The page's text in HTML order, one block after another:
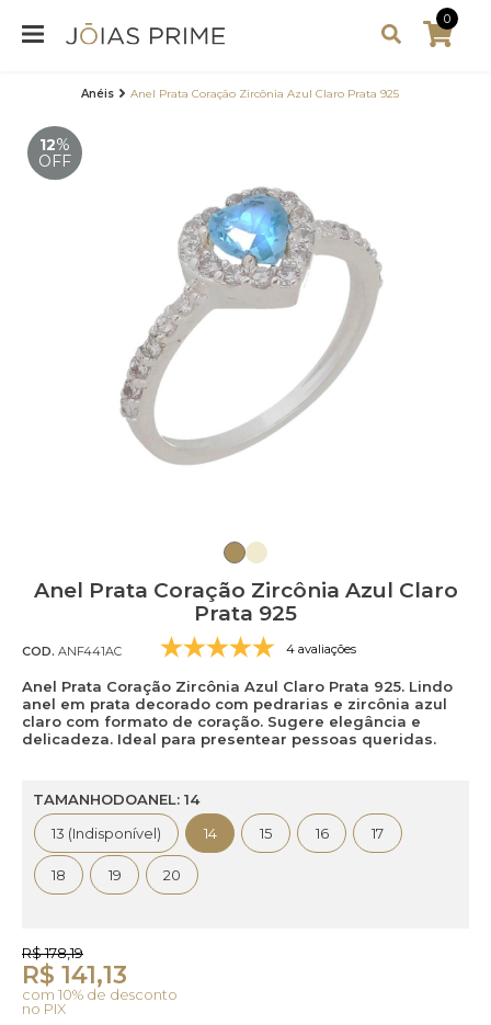
0
Anéis Anel Prata Coração Zircônia Azul Claro Prata 925
12%
OFF
Anel Prata Coração Zircônia Azul Claro
Prata 925
COD. ANF441AC 4 avaliações
Anel Prata Coração Zircônia Azul Claro Prata 925. Lindo
anel em prata decorado com pedrarias e zircônia azul
claro com formato de coração. Sugere elegância e
delicadeza. Ideal para presentear pessoas queridas.
TAMANHODOANEL: 14
13 (Indisponível)
14 15 16 17
18 19 20
R$ 178,19
R$ 141,13
com 10% de desconto
no PIX